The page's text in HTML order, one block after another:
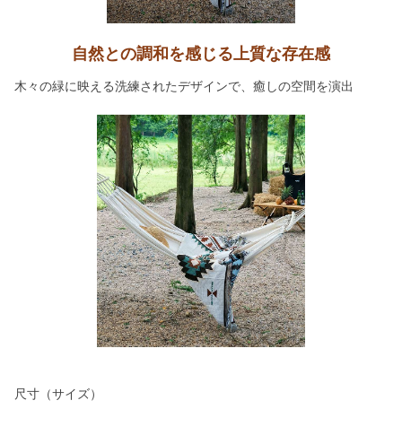
自然との調和を感じる上質な存在感
木々の緑に映える洗練されたデザインで、癒しの空間を演出
尺寸（サイズ）